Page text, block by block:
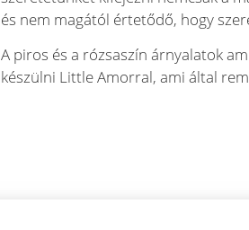
és nem magától értetődő, hogy
A piros és a rózsaszín árnyalatok
készülni Little Amorral, ami által